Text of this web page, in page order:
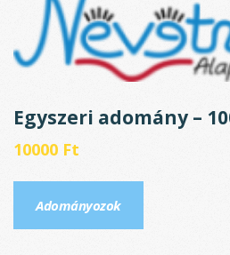
Egyszeri adomány –
10000 Ft
Adományozok